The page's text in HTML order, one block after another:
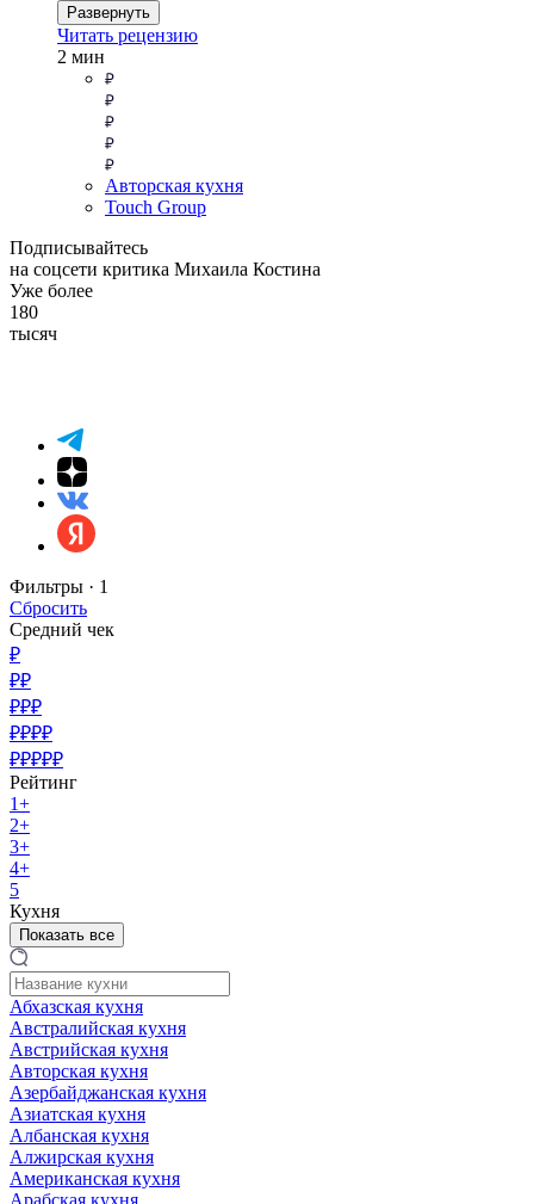
Развернуть
Читать рецензию
2 мин
Авторская кухня
Touch Group
Подписывайтесь
на соцсети критика Михаила Костина
Уже более
180
тысяч
Фильтры · 1
Сбросить
Средний чек
₽
₽₽
₽₽₽
₽₽₽₽
₽₽₽₽₽
Рейтинг
1+
2+
3+
4+
5
Кухня
Показать все
Абхазская кухня
Австралийская кухня
Австрийская кухня
Авторская кухня
Азербайджанская кухня
Азиатская кухня
Албанская кухня
Алжирская кухня
Американская кухня
Арабская кухня